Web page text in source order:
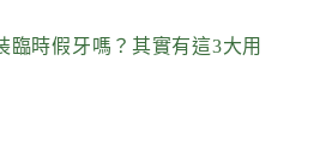
臨時假牙嗎？其實有這3大用